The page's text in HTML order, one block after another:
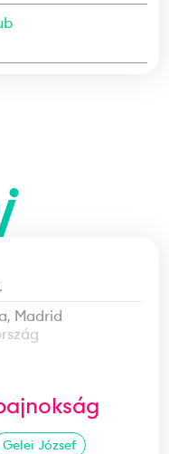
Madrid
Gelei József